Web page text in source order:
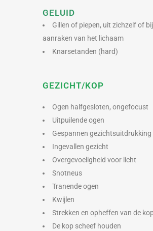
GELUID​
Gillen of piepen, uit zichzelf of
aanraken van het lichaam
Knarsetanden (hard)
GEZICHT/KOP
Ogen halfgesloten, ongefocust
Uitpuilende ogen
Gespannen gezichtsuitdrukking
Ingevallen gezicht
Overgevoeligheid voor licht
Snotneus
Tranende ogen
Kwijlen
Strekken en opheffen van de kop
De kop scheef houden